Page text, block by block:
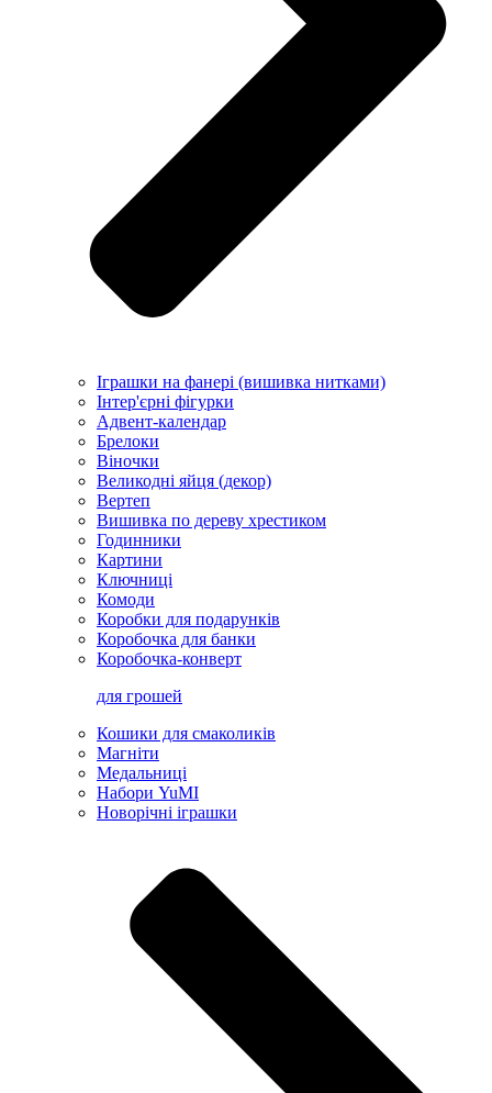
Іграшки на фанері (вишивка нитками)
Інтер'єрні фігурки
Адвент-календар
Брелоки
Віночки
Великодні яйця (декор)
Вертеп
Вишивка по дереву хрестиком
Годинники
Картини
Ключниці
Комоди
Коробки для подарунків
Коробочка для банки
Коробочка-конверт
для грошей
Кошики для смаколиків
Магніти
Медальниці
Набори YuMI
Новорічні іграшки